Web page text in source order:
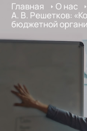
Главная О нас
А. В. Решетков:
бюджетной